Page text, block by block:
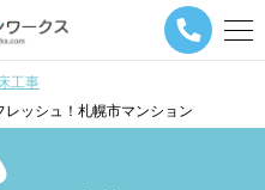
メ
ナ
工事
ッシュ！札幌市マンション